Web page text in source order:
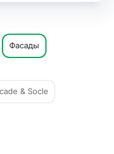
Фасады
& Socle